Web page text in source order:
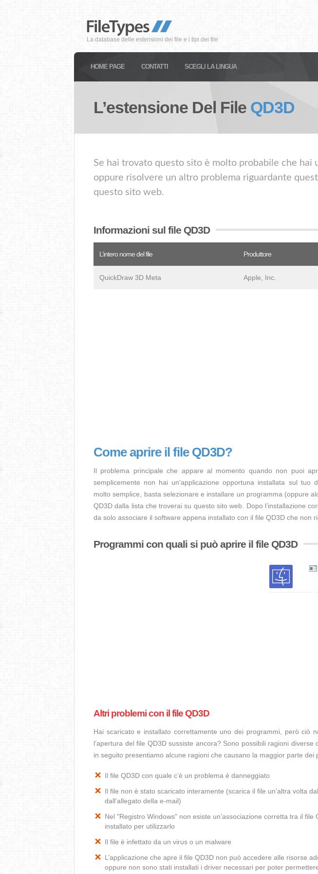
La database delle estensioni dei file e i tipi dei file
HOME PAGE CONTATTI SCEGLI LA LINGUA
L’estensione Del File QD3D
Se hai trovato questo sito è molto probabile che
oppure risolvere un altro problema riguardante
questo sito web.
Informazioni sul file QD3D
L’intero nome del file Produttore
QuickDraw 3D Meta Apple, Inc.
Come aprire il file QD3D?
Il problema principale che appare al momento quando non puoi
semplicemente non hai un’applicazione opportuna installata sul tuo
molto semplice, basta selezionare e installare un programma (oppure
QD3D dalla lista che troverai su questo sito web. Dopo l’installazione
da solo associare il software appena installato con il file QD3D che non
Programmi con quali si può aprire il file QD3D
Altri problemi con il file QD3D
Hai scaricato e installato correttamente uno dei programmi, però ciò
l’apertura del file QD3D sussiste ancora? Sono possibili ragioni diverse
in seguito presentiamo alcune ragioni che causano la maggior parte dei
Il file QD3D con quale c’è un problema è danneggiato
Il file non è stato scaricato interamente (scarica il file un’altra volta
dall’allegato della e-mail)
Nel "Registro Windows" non esiste un’associazione corretta tra il file
installato per utilizzarlo
Il file è infettato da un virus o un malware
L’applicazione che apre il file QD3D non può accedere alle risorse
oppure non sono stati installati i driver necessari per poter